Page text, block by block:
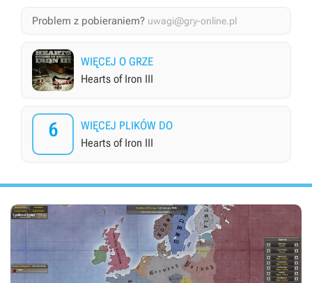
Problem z pobieraniem? uwagi@gry-online.pl
WIĘCEJ O GRZE
Hearts of Iron III
6
WIĘCEJ PLIKÓW DO
Hearts of Iron III